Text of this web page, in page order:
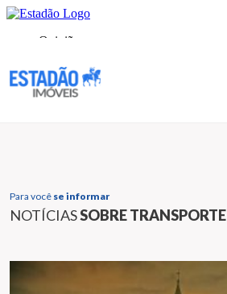
Para você se informar
NOTÍCIASSOBRE TRANSPORTE